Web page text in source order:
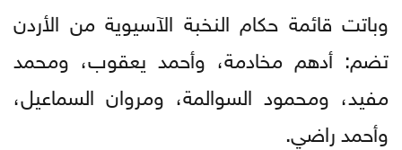
وباتت قائمة حكام النخبة الآسيوية من الأردن
تضم: أدهم مخادمة، وأحمد يعقوب، ومحمد
مفيد، ومحمود السوالمة، ومروان السماعيل،
وأحمد راضي.